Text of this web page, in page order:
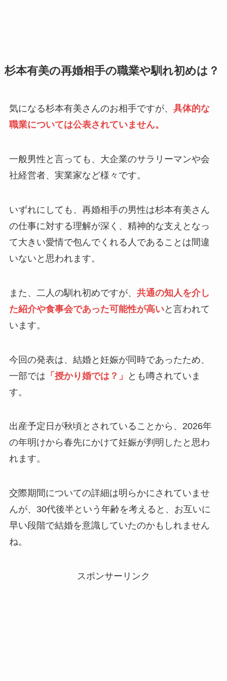
杉本有美の再婚相手の職業や馴れ初めは？
気になる杉本有美さんのお相手ですが、 具体的な
職業については公表されていません。
一般男性と言っても、大企業のサラリーマンや会
社経営者、実業家など様々です。
いずれにしても、再婚相手の男性は杉本有美さん
の仕事に対する理解が深く、精神的な支えとなっ
て大きい愛情で包んでくれる人であることは間違
いないと思われます。
また、二人の馴れ初めですが、 共通の知人を介し
た紹介や食事会であった可能性が高いと言われて
います。
今回の発表は、結婚と妊娠が同時であったため、
一部では 「授かり婚では？」
とも噂されていま
す。
出産予定日が秋頃とされていることから、2026年
の年明けから春先にかけて妊娠が判明したと思わ
れます。
交際期間についての詳細は明らかにされていませ
んが、30代後半という年齢を考えると、お互いに
早い段階で結婚を意識していたのかもしれません
ね。
スポンサーリンク